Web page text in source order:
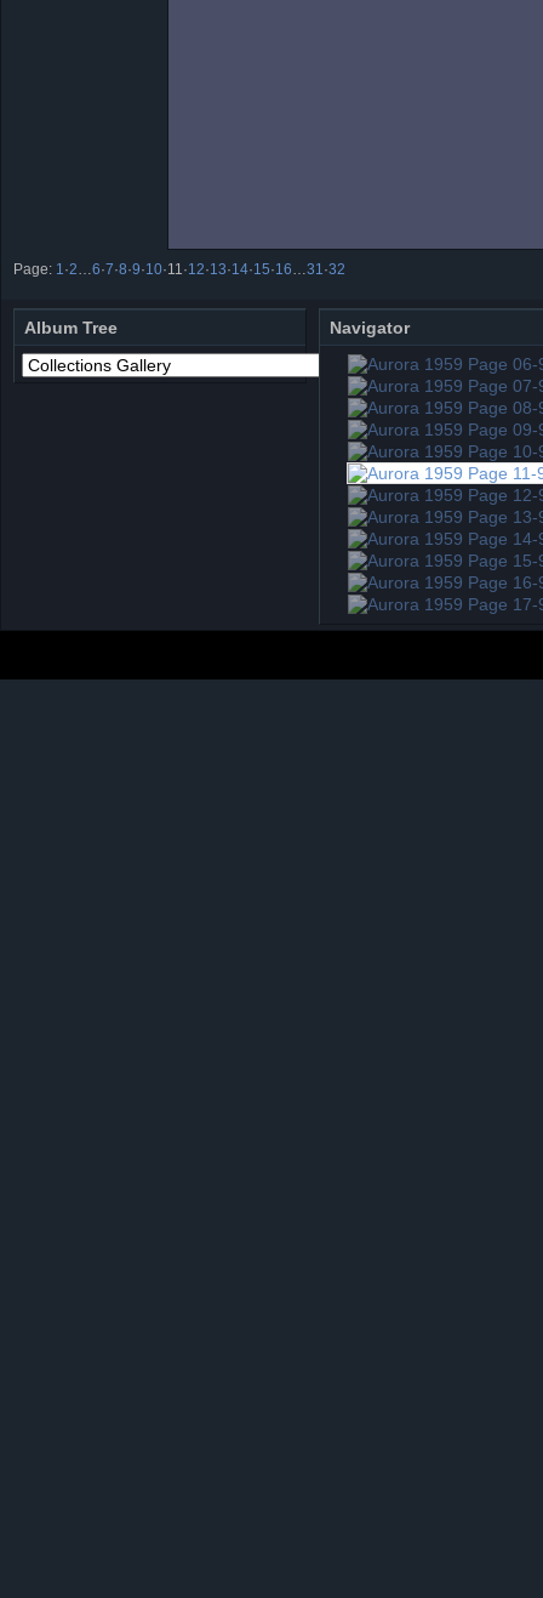
Page: 1 ·2 6·7·8·9·10·11 ·12·13·14·15·16 31 ·32
Album Tree Navigator